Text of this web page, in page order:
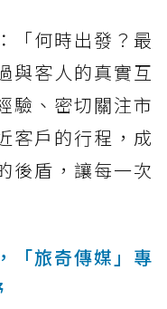
「何時出發？最
與客人的真實互
驗、密切關注市
客戶的行程，成
後盾，讓每一次
「旅奇傳媒」專